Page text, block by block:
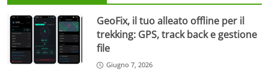
GeoFix, il tuo alleato offline per il
trekking: GPS, track back e gestione
file
Giugno 7, 2026